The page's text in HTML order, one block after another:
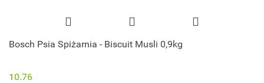
Bosch Psia Spiżarnia - Biscuit Musli 0,9kg
10.76